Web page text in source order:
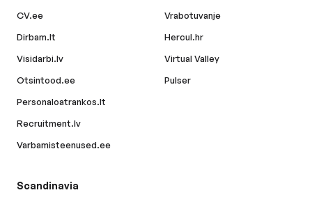
CV.ee
Dirbam.lt
Visidarbi.lv
Otsintood.ee
Personaloatrankos.lt
Recruitment.lv
Varbamisteenused.ee
Vrabotuvanje
Hercul.hr
Virtual Valley
Pulser
Scandinavia